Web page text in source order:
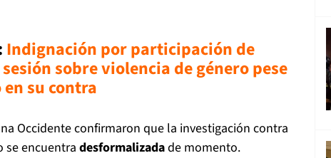
Indignación por participación de
sobre violencia de género pese
su contra
Occidente confirmaron que la investigación contra
se encuentra desformalizadade momento.